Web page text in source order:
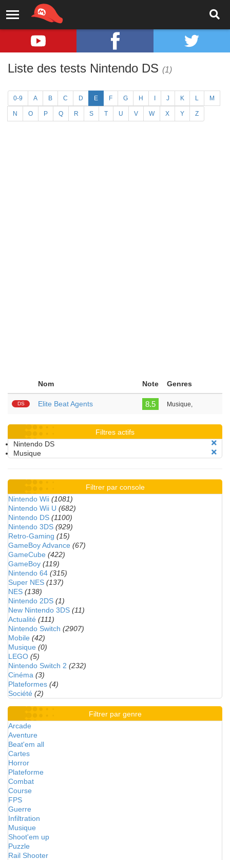
Liste des tests Nintendo DS (1)
0-9 A B C D E F G H J K L M
N O P Q R S T U V W X Y Z
Nom Note Genres
DS Elite Beat Agents 8.5 Musique,
Filtres actifs
Nintendo DS
Musique
Filtrer par console
Nintendo Wii (1081)
Nintendo Wii U (682)
Nintendo DS (1100)
Nintendo 3DS (929)
Retro-Gaming (15)
GameBoy Advance (67)
GameCube (422)
GameBoy (119)
Nintendo 64 (315)
Super NES (137)
NES (138)
Nintendo 2DS (1)
New Nintendo 3DS (11)
Actualité (111)
Nintendo Switch (2907)
Mobile (42)
Musique (0)
LEGO (5)
Nintendo Switch 2 (232)
Cinéma (3)
Plateformes (4)
Société (2)
Filtrer par genre
Arcade
Aventure
Beat'em all
Cartes
Horror
Plateforme
Combat
Course
FPS
Guerre
Infiltration
Musique
Shoot'em up
Puzzle
Rail Shooter